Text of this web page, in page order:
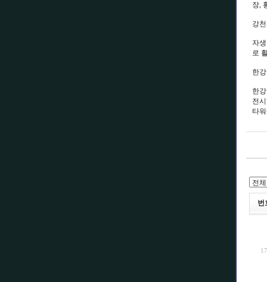
장,
강
자
로
한
한
전
타
번
17